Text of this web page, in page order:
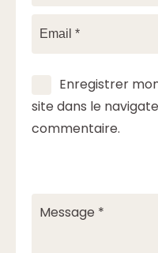
Enregistrer
site dans le
commentaire.